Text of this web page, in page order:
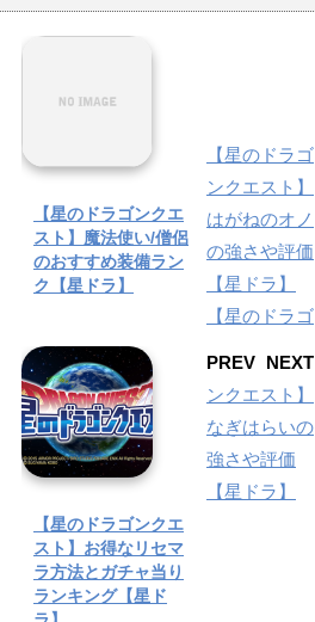
【星のドラゴンクエ
スト】魔法使い/僧侶
のおすすめ装備ラン
ク【星ドラ】
【星のドラゴンクエ
スト】お得なリセマ
ラ方法とガチャ当り
ランキング【星ド
PREV
【星のドラゴ
ンクエスト】
はがねのオノ
の強さや評価
【星ドラ】
NEXT
【星のドラゴ
ンクエスト】
なぎはらいの
強さや評価
【星ドラ】